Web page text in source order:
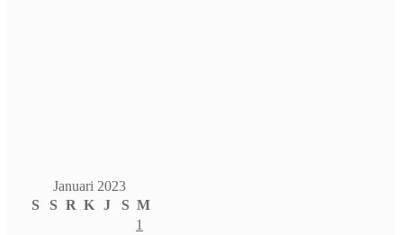
Januari 2023
S
S R K J S M
1